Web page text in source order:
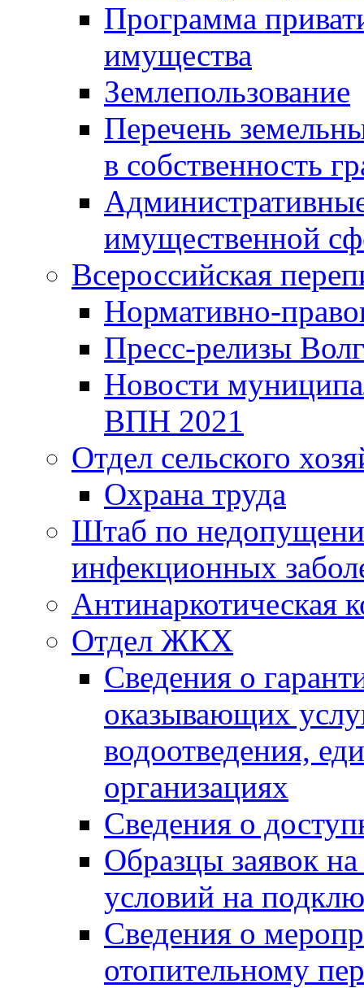
Программа
имущества
Землепользование
Перечень
в собственность
имущественной
Всероссийская
Нормативно-
Пресс-релизы
Новости
ВПН 2021
Отдел сельского
Охрана труда
Штаб по
инфекционных
Антинаркотическая
Отдел ЖКХ
Сведения о
оказывающих
водоотведения,
организациях
Сведения о
Образцы заявок
условий на
Сведения о
отопительному